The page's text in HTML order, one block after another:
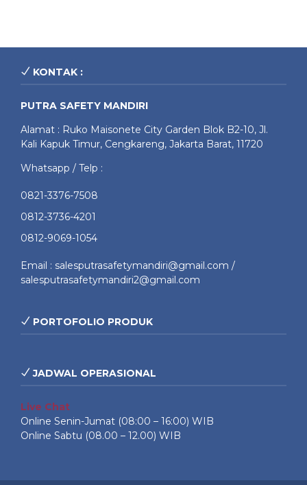
KONTAK :
PUTRA SAFETY MANDIRI
Alamat : Ruko Maisonete City Garden Blok B2-10, Jl.
Kali Kapuk Timur, Cengkareng, Jakarta Barat, 11720
Whatsapp / Telp :
0821-3376-7508
0812-3736-4201
0812-9069-1054
Email : salesputrasafetymandiri@gmail.com /
salesputrasafetymandiri2@gmail.com
PORTOFOLIO PRODUK
JADWAL OPERASIONAL
Live Chat
Online Senin-Jumat (08:00 – 16:00) WIB
Online Sabtu (08.00 – 12.00) WIB